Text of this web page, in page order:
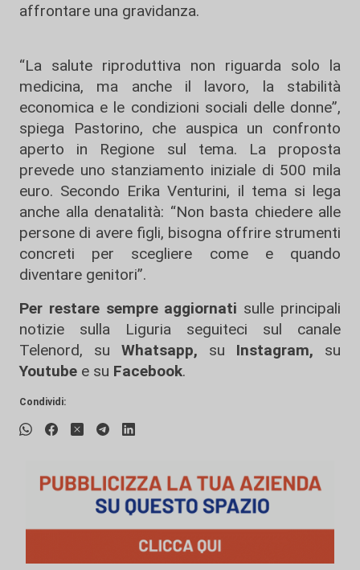
affrontare una gravidanza.
“La salute riproduttiva non riguarda solo la
medicina, ma anche il lavoro, la stabilità
economica e le condizioni sociali delle donne”,
spiega Pastorino, che auspica un confronto
aperto in Regione sul tema. La proposta
prevede uno stanziamento iniziale di 500 mila
euro. Secondo Erika Venturini, il tema si lega
anche alla denatalità: “Non basta chiedere alle
persone di avere figli, bisogna offrire strumenti
concreti per scegliere come e quando
diventare genitori”.
Per restare sempre aggiornati sulle principali
notizie sulla Liguria seguiteci sul canale
Telenord, su
Whatsapp, su Instagram, su
Youtube e su Facebook.
Condividi: